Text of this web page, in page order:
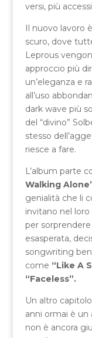
versi, più
Il nuovo lavoro
scuro, dove
Leprous
approccio più
un’eleganza e
all’uso
dark wave più
del “divino”
stesso
riesce a fare.
L’album parte
Walking
genialità che li
invitano nel
per
esasperata,
songwriting
come “Like A
“Faceless”.
Un altro
anni ormai è
non è ancora